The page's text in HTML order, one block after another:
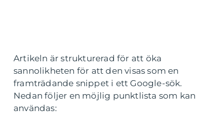
Artikeln är strukturerad för att öka
sannolikheten för att den visas som en
framträdande snippet i ett Google-sök.
Nedan följer en möjlig punktlista som kan
användas: